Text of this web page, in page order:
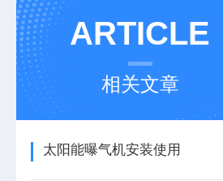
ARTICLE
相关文章
太阳能曝气机安装使用